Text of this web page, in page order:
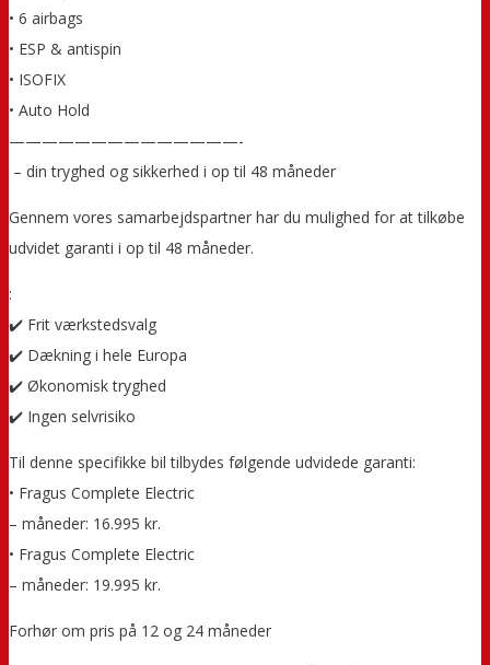
• 6 airbags
• ESP & antispin
• ISOFIX
• Auto Hold
——————————————-
️ – din tryghed og sikkerhed i op til 48 måneder
Gennem vores samarbejdspartner har du mulighed for at tilkøbe
udvidet garanti i op til 48 måneder.
:
✔️ Frit værkstedsvalg
✔️ Dækning i hele Europa
✔️ Økonomisk tryghed
✔️ Ingen selvrisiko
Til denne specifikke bil tilbydes følgende udvidede garanti:
• Fragus Complete Electric
– måneder: 16.995 kr.
• Fragus Complete Electric
– måneder: 19.995 kr.
Forhør om pris på 12 og 24 måneder